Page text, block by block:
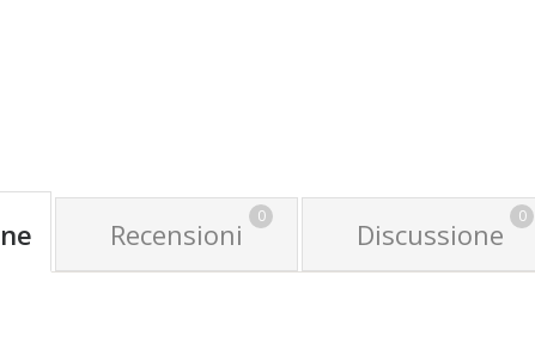
Recensioni
0
Discussione
0